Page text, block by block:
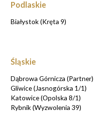
Podlaskie
Białystok (Kręta 9)
Śląskie
Dąbrowa Górnicza (Partner)
Gliwice (Jasnogórska 1/1)
Katowice (Opolska 8/1)
Rybnik (Wyzwolenia 39)